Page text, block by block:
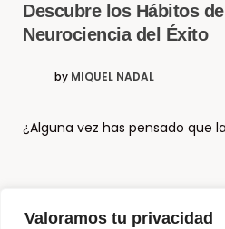
Valoramos tu privacidad
Descubre los Hábitos
Neurociencia del Éxito
by MIQUEL NADAL
¿Alguna vez has pensado que